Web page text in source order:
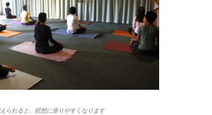
られると、瞑想に座りやすくなります